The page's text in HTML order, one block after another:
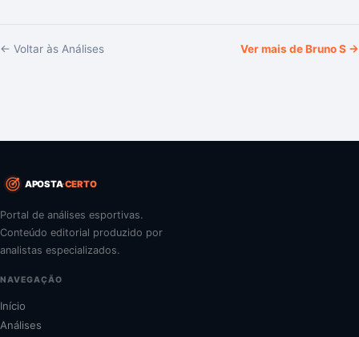
← Voltar às Análises Ver mais deBruno S →
APOSTACERTO
Portal de análises esportivas.
Conteúdo editorial produzido por
analistas especializados.
NAVEGAÇÃO
Início
Análises